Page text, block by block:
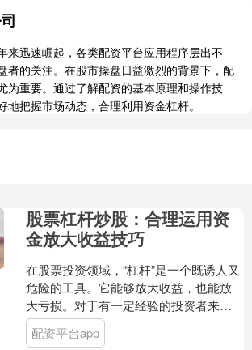
来迅速崛起，各类配资平台应用程序层出不
者的关注。在股市操盘日益激烈的背景下，配
为重要。通过了解配资的基本原理和操作技
地把握市场动态，合理利用资金杠杆。
股票杠杆炒股：合理运用资
金放大收益技巧
在股票投资领域，“杠杆”是一个既诱人又
危险的工具。它能够放大收益，也能放
大亏损。对于有一定经验的投资者来
说，合理运用杠杆，是提升资金使用效
率、实现超额收益的重要....
配资平台app